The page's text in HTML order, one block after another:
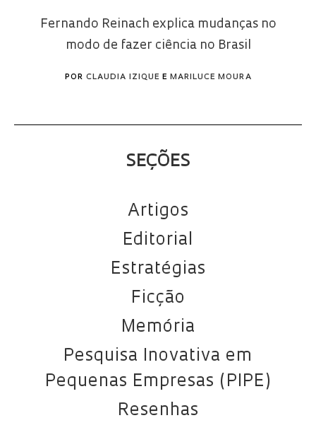
Fernando Reinach explica mudanças no
modo de fazer ciência no Brasil
POR CLAUDIA IZIQUE E MARILUCE MOURA
SEÇÕES
Artigos
Editorial
Estratégias
Ficção
Memória
Pesquisa Inovativa em
Pequenas Empresas (PIPE)
Resenhas